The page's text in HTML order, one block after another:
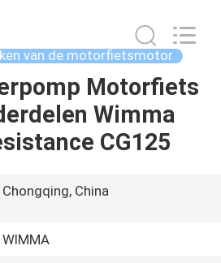
van de motorfietsmotor
Motorfiets
Wimma
CG125
Chongqing, China
WIMMA